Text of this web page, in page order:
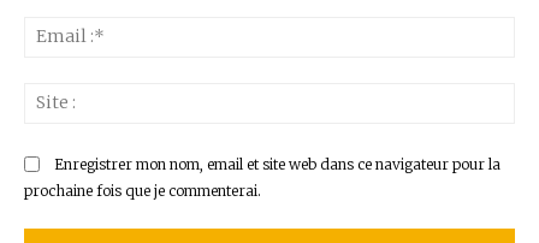
Enregistrer mon nom, email et site web dans ce navigateur pour la
prochaine fois que je commenterai.